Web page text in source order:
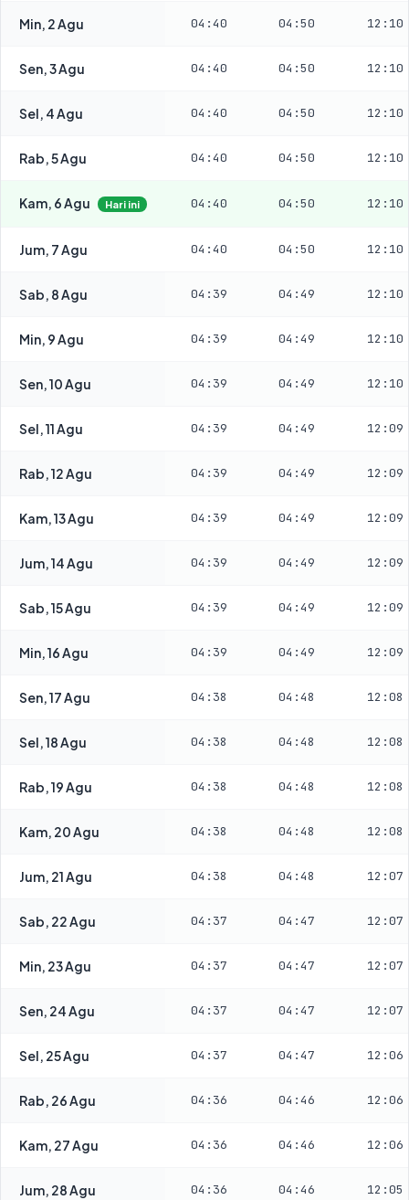
Min, 2 Agu 04:40 04:50 12:10
Sen, 3 Agu 04:40 04:50 12:10
Sel, 4 Agu 04:40 04:50 12:10
Rab, 5 Agu 04:40 04:50 12:10
Kam, 6 Agu Hari ini 04:40 04:50 12:10
Jum, 7 Agu 04:40 04:50 12:10
Sab, 8 Agu 04:39 04:49 12:10
Min, 9 Agu 04:39 04:49 12:10
Sen, 10 Agu 04:39 04:49 12:10
Sel, 11 Agu 04:39 04:49 12:09
Rab, 12 Agu 04:39 04:49 12:09
Kam, 13 Agu 04:39 04:49 12:09
Jum, 14 Agu 04:39 04:49 12:09
Sab, 15 Agu 04:39 04:49 12:09
Min, 16 Agu 04:39 04:49 12:09
Sen, 17 Agu 04:38 04:48 12:08
Sel, 18 Agu 04:38 04:48 12:08
Rab, 19 Agu 04:38 04:48 12:08
Kam, 20 Agu 04:38 04:48 12:08
Jum, 21 Agu 04:38 04:48 12:07
Sab, 22 Agu 04:37 04:47 12:07
Min, 23 Agu 04:37 04:47 12:07
Sen, 24 Agu 04:37 04:47 12:07
Sel, 25 Agu 04:37 04:47 12:06
Rab, 26 Agu 04:36 04:46 12:06
Kam, 27 Agu 04:36 04:46 12:06
Jum, 28 Agu 04:36 04:46 12:05